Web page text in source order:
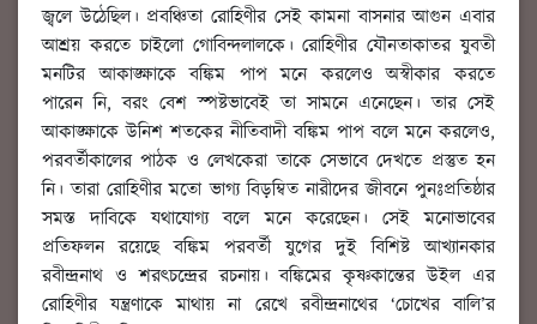
জ্বলে উঠেছিল। প্রবঞ্চিতা রোহিণীর সেই কামনা বাসনার আগুন এবার
আশ্রয় করতে চাইলো গোবিন্দলালকে। রোহিণীর যৌনতাকাতর যুবতী
মনটির আকাঙ্ক্ষাকে বঙ্কিম পাপ মনে করলেও অস্বীকার করতে
পারেন নি, বরং বেশ স্পষ্টভাবেই তা সামনে এনেছেন। তার সেই
আকাঙ্ক্ষাকে উনিশ শতকের নীতিবাদী বঙ্কিম পাপ বলে মনে করলেও,
পরবর্তীকালের পাঠক ও লেখকেরা তাকে সেভাবে দেখতে প্রস্তুত হন
নি। তারা রোহিণীর মতো ভাগ্য বিড়ম্বিত নারীদের জীবনে পুনঃপ্রতিষ্ঠার
সমস্ত দাবিকে যথাযোগ্য বলে মনে করেছেন। সেই মনোভাবের
প্রতিফলন রয়েছে বঙ্কিম পরবর্তী যুগের দুই বিশিষ্ট আখ্যানকার
রবীন্দ্রনাথ ও শরৎচন্দ্রের রচনায়। বঙ্কিমের কৃষ্ণকান্তের উইল এর
রোহিণীর যন্ত্রণাকে মাথায় না রেখে রবীন্দ্রনাথের ‘চোখের বালি’র